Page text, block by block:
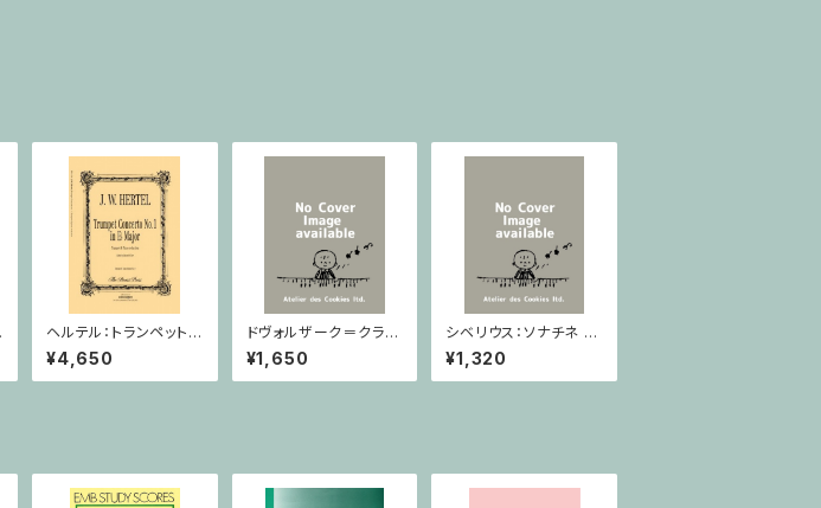
ヘルテル：トランペット協
奏曲第1番 変ホ長調/
トランペット・ピアノ
¥4,650
ドヴォルザーク＝クライ
スラー：スラヴ幻想曲 ロ
短調 from Op.55-4,
Op.75 / ヴァイオリン
¥1,650
シベリウス：ソナチネ ホ
長調 Op.80 / ヴァイオ
リンとピアノ
¥1,320